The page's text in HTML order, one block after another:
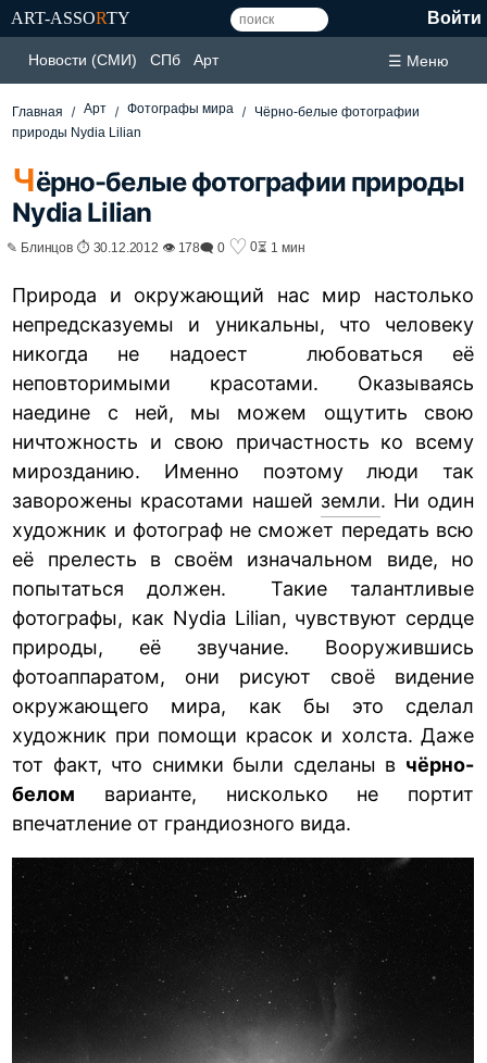
ART-ASSORTY Войти
Новости (СМИ) СПб Арт ☰ Меню
Главная Арт Фотографы мира
Чёрно-белые фотографии
природы Nydia Lilian
Чёрно-белые фотографии природы
Nydia Lilian
✎ Блинцов ⏱ 30.12.2012 👁 178🗨 0 ♡ 0⏳ 1 мин
Природа и окружающий нас мир настолько
непредсказуемы и уникальны, что человеку
никогда не надоест любоваться её
неповторимыми красотами. Оказываясь
наедине с ней, мы можем ощутить свою
ничтожность и свою причастность ко всему
мирозданию. Именно поэтому люди так
заворожены красотами нашей земли. Ни один
художник и фотограф не сможет передать всю
её прелесть в своём изначальном виде, но
попытаться должен. Такие талантливые
фотографы, как Nydia Lilian, чувствуют сердце
природы, её звучание. Вооружившись
фотоаппаратом, они рисуют своё видение
окружающего мира, как бы это сделал
художник при помощи красок и холста. Даже
тот факт, что снимки были сделаны в чёрно-
белом варианте, нисколько не портит
впечатление от грандиозного вида.